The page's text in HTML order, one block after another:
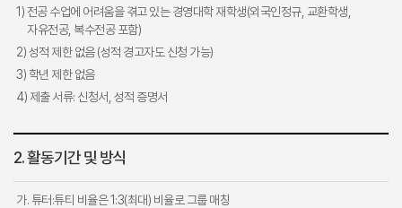
1) 전공 수업에 어려움을 겪고 있는 경영대학 재학생(외국인정규, 교환학생,
자유전공, 복수전공 포함)
2) 성적 제한 없음 (성적 경고자도 신청 가능)
3) 학년 제한 없음
4) 제출 서류: 신청서, 성적 증명서
2. 활동기간 및 방식
가. 튜터:튜티 비율은 1:3(최대) 비율로 그룹 매칭